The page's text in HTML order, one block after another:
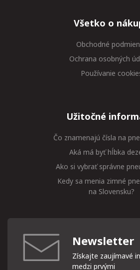
Všetko o
Obchodné
Ochrana osobných
Používanie
Užitočné
Čo znamenajú čísla na
Aká má byť hĺbka
Ako si vybrať správne
Kedy sa menia zimné
na Slovensku?
Newsletter
Získajte zaujímavé
medzi prvými